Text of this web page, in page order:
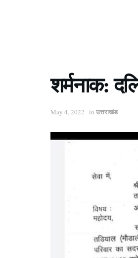
शर्मनाक:
May 4, 2022 in उत्तराखंड